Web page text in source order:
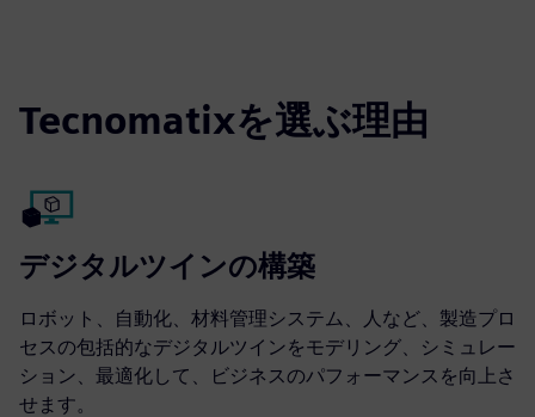
Tecnomatixを選ぶ理由
デジタルツインの構築
ロボット、自動化、材料管理システム、人など、製造プロ
セスの包括的なデジタルツインをモデリング、シミュレー
ション、最適化して、ビジネスのパフォーマンスを向上さ
せます。